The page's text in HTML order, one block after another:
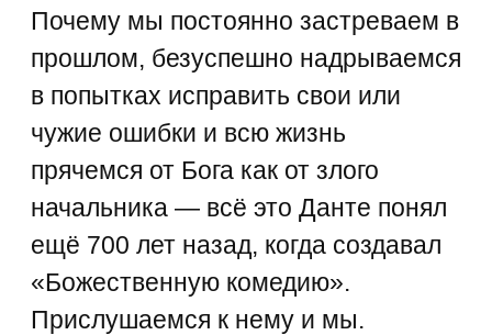
Почему мы постоянно застреваем в
прошлом, безуспешно надрываемся
в попытках исправить свои или
чужие ошибки и всю жизнь
прячемся от Бога как от злого
начальника — всё это Данте понял
ещё 700 лет назад, когда создавал
«Божественную комедию».
Прислушаемся к нему и мы.